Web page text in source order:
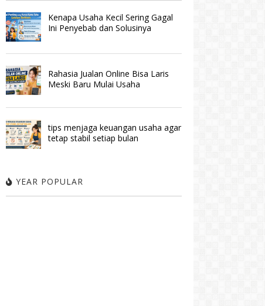
Kenapa Usaha Kecil Sering Gagal
Ini Penyebab dan Solusinya
Rahasia Jualan Online Bisa Laris
Meski Baru Mulai Usaha
tips menjaga keuangan usaha agar
tetap stabil setiap bulan
YEAR POPULAR